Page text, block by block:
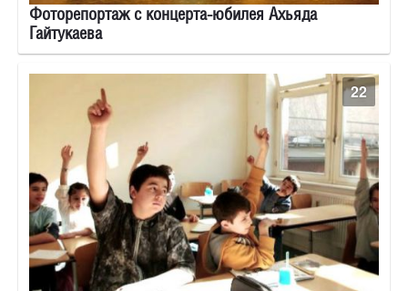
Фоторепортаж с концерта-юбилея Ахьяда
Гайтукаева
22